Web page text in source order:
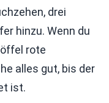
drei
hinzu. Wenn du
rote
alles gut, bis der
ist.